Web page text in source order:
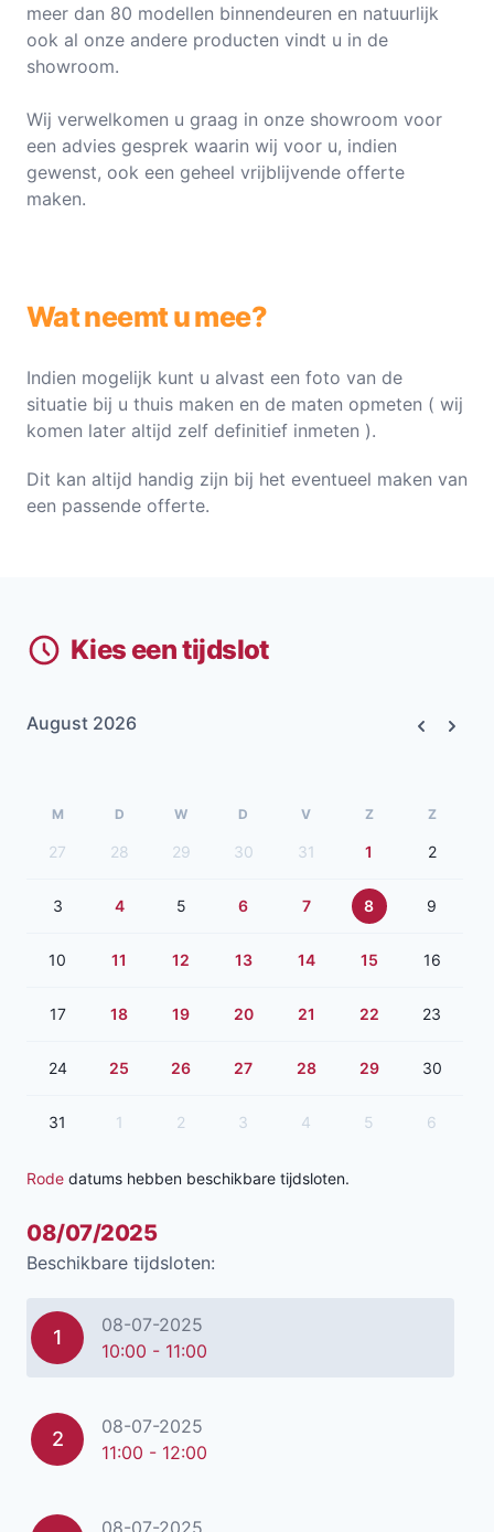
meer dan 80 modellen binnendeuren en natuurlijk
ook al onze andere producten vindt u in de
showroom.
Wij verwelkomen u graag in onze showroom voor
een advies gesprek waarin wij voor u, indien
gewenst, ook een geheel vrijblijvende offerte
maken.
Wat neemt u mee?
Indien mogelijk kunt u alvast een foto van de
situatie bij u thuis maken en de maten opmeten ( wij
komen later altijd zelf definitief inmeten ).
Dit kan altijd handig zijn bij het eventueel maken van
een passende offerte.
Kies een tijdslot
August 2026
M D W D V Z Z
27 28 29 30 31 1 2
3 4 5 6 7 8 9
10 11 12 13 14 15 16
17 18 19 20 21 22 23
24 25 26 27 28 29 30
31 1 2 3 4 5 6
Rode datums hebben beschikbare tijdsloten.
08/07/2025
Beschikbare tijdsloten:
1
08-07-2025
10:00 - 11:00
2
08-07-2025
11:00 - 12:00
08-07-2025